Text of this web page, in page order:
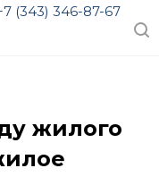
(343) 346-87-67
жилого